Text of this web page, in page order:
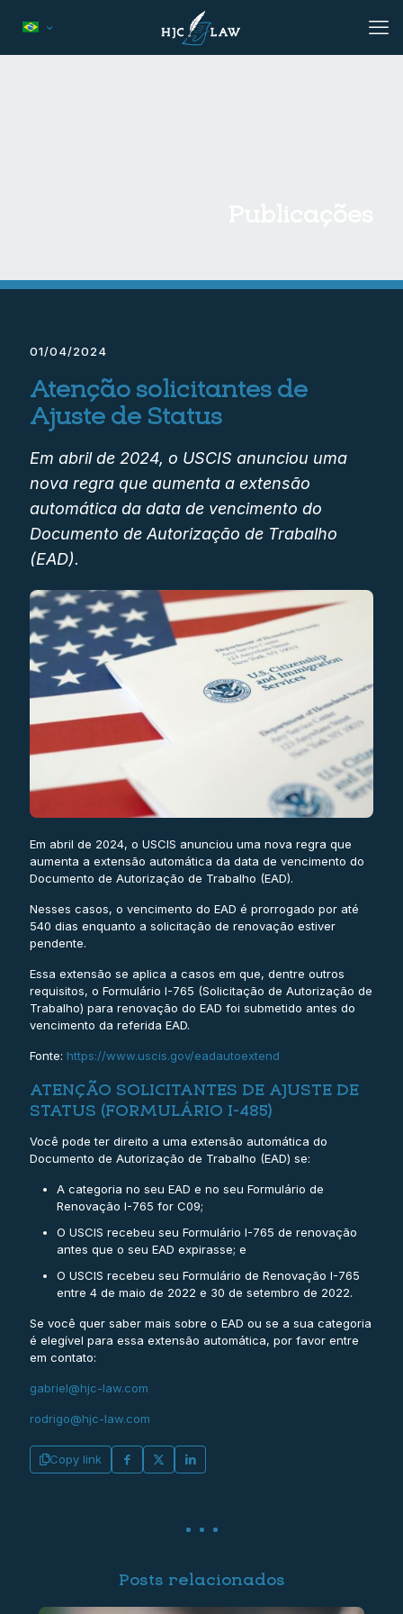
01/04/2024
Atenção solicitantes de
Ajuste de Status
Em abril de 2024, o USCIS anunciou uma
nova regra que aumenta a extensão
automática da data de vencimento do
Documento de Autorização de Trabalho
(EAD).
Em abril de 2024, o USCIS anunciou uma nova regra que
aumenta a extensão automática da data de vencimento do
Documento de Autorização de Trabalho (EAD).
Nesses casos, o vencimento do EAD é prorrogado por até
540 dias enquanto a solicitação de renovação estiver
pendente.
Essa extensão se aplica a casos em que, dentre outros
requisitos, o Formulário I-765 (Solicitação de Autorização de
Trabalho) para renovação do EAD foi submetido antes do
vencimento da referida EAD.
Fonte: https://www.uscis.gov/eadautoextend
ATENÇÃO SOLICITANTES DE AJUSTE DE
STATUS (FORMULÁRIO I-485)
Você pode ter direito a uma extensão automática do
Documento de Autorização de Trabalho (EAD) se:
A categoria no seu EAD e no seu Formulário de
Renovação I-765 for C09;
O USCIS recebeu seu Formulário I-765 de renovação
antes que o seu EAD expirasse; e
O USCIS recebeu seu Formulário de Renovação I-765
entre 4 de maio de 2022 e 30 de setembro de 2022.
Se você quer saber mais sobre o EAD ou se a sua categoria
é elegível para essa extensão automática, por favor entre
em contato:
gabriel@hjc-law.com
rodrigo@hjc-law.com
Copy link
Posts relacionados